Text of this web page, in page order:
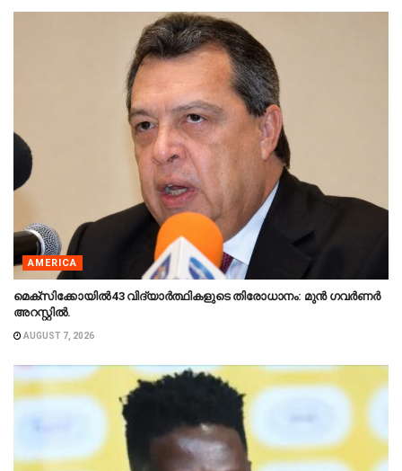
AMERICA
മെക്‌സിക്കോയിൽ 43 വിദ്യാർത്ഥികളുടെ തിരോധാനം: മുൻ ഗവർണർ
അറസ്റ്റിൽ.
AUGUST 7, 2026